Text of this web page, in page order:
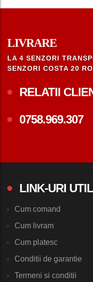
LIVRARE
LA 4 SENZORI
SENZORI COSTA 20
RELATII
0758.969.307
LINK-URI
Cum comand
Cum livram
Cum platesc
Conditii de garantie
Termeni si conditii